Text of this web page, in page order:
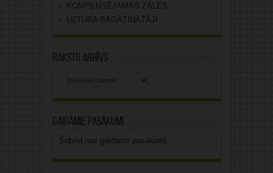
KOMPENSĒJAMĀS ZĀLES
UZTURA BAGĀTINĀTĀJI
Rakstu arhīvs
Gaidāmie pasākumi
Šobrīd nav gaidāmo pasākumi.